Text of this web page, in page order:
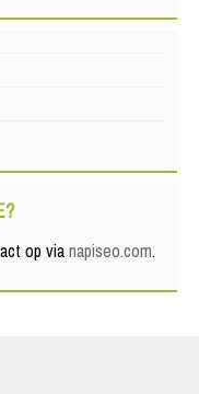
op vianapiseo.com.